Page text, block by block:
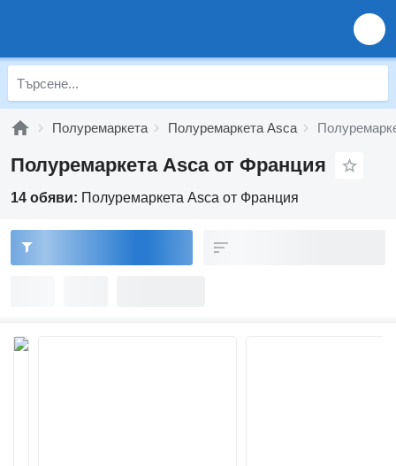
Полуремаркета Полуремаркета Asca
Полуремаркета Asca от Франция
14 обяви: Полуремаркета Asca от Франция